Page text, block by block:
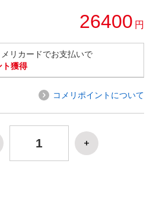
26400 円
リカードでお支払いで
ト獲得
コメリポイントについて